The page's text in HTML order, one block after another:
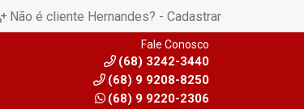
Não é cliente Hernandes? - Cadastrar
Fale Conosco
(68) 3242-3440
(68) 9 9208-8250
(68) 9 9220-2306